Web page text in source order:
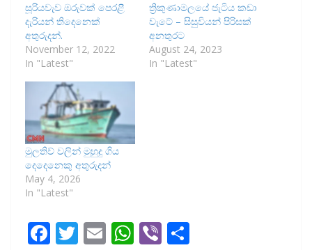
සූරියවැව ඔරුවක් පෙරළී
දැරියන් තිදෙනෙක්
අතුරුදන්.
November 12, 2022
In "Latest"
ත්‍රිකුණාමලයේ ජැටිය කඩා
වැටේ – සිසුවියන් පිරිසක්
අනතුරට
August 24, 2023
In "Latest"
මුලතිව් වලින් මුහුදු ගිය
දෙදෙනෙකු අතුරුදන්
May 4, 2026
In "Latest"
F T E W Vi